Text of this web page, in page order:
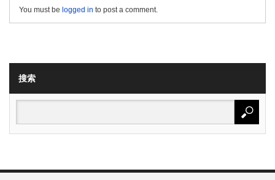
You must be logged in to post a comment.
搜索